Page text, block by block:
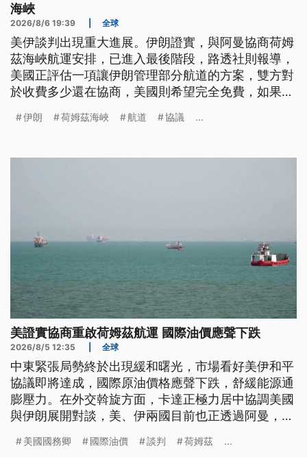
海峽
2026/8/6 19:39 全球
美伊談判出現重大進展。伊朗證實，與阿曼協商荷姆
茲海峽航運安排，已進入最後階段，路透社則報導，
美國正評估一項讓伊朗管理部分航道的方案，雙方對
於收費多少還在協商，美國則希望完全免費，如果最
交讓步。
伊朗 荷姆茲海峽 航道 協議 ...
美證實協商重啟荷姆茲航運 國際油價應聲下跌
2026/8/5 12:35 全球
中東緊張局勢終於出現緩和曙光，市場看好美伊和平
協議即將達成，國際原油價格應聲下跌，舒緩能源通
膨壓力。在外交斡旋方面，卡達正極力居中協調美國
與伊朗展開對談，美、伊兩國目前也正透過阿曼，針
阿曼打算向通行船隻收取服務費，並採取「五五分
美國國務卿 國際油價 談判 荷姆茲 ...